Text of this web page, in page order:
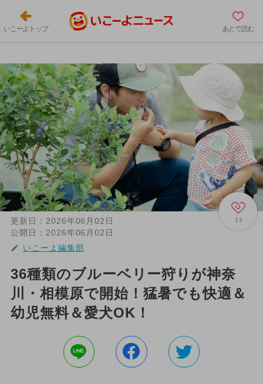
いこーよトップ あとで読む
13
更新日： 2026年06月02日
公開日： 2026年06月02日
いこーよ編集部
36種類のブルーベリー狩りが神奈
川・相模原で開始！猛暑でも快適＆
幼児無料＆愛犬OK！